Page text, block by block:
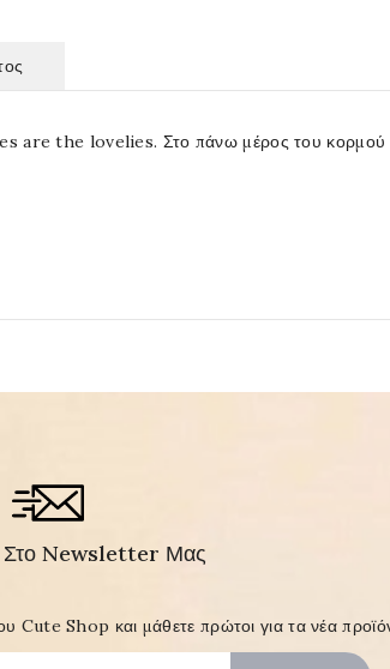
the lovelies. Στο πάνω μέρος του κορμού
Στο Newsletter Μας
Shop και μάθετε πρώτοι για τα νέα